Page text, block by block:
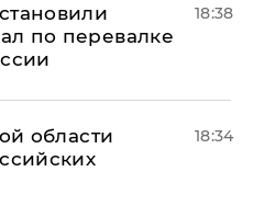
по перевалке
18:38
области
18:34